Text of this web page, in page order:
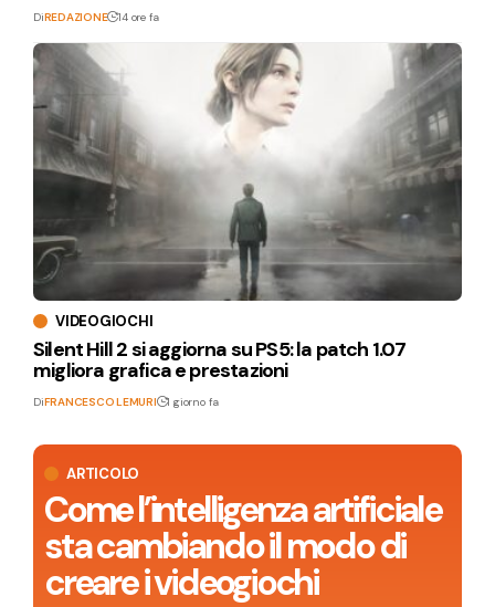
ARTICOLO
Come l’intelligenza artificiale
sta cambiando il modo di
creare i videogiochi
DiREDAZIONE 14 ore fa
VIDEOGIOCHI
Silent Hill 2 si aggiorna su PS5: la patch 1.07
migliora grafica e prestazioni
DiFRANCESCO LEMURI 1 giorno fa